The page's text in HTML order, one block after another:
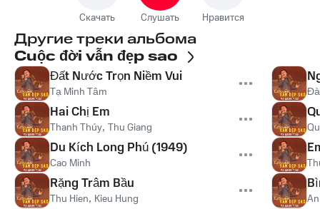
Скачать Слушать Нравится
Другие треки альбома
Cuộc đời vẫn đẹp sao
Đất Nước Trọn Niềm Vui
Tạ Minh Tâm
Hai Chị Em
Thanh Thúy, Thu Giang
Du Kích Long Phú (1949)
Cao Minh
Rặng Trâm Bầu
Thu Hien, Kieu Hung